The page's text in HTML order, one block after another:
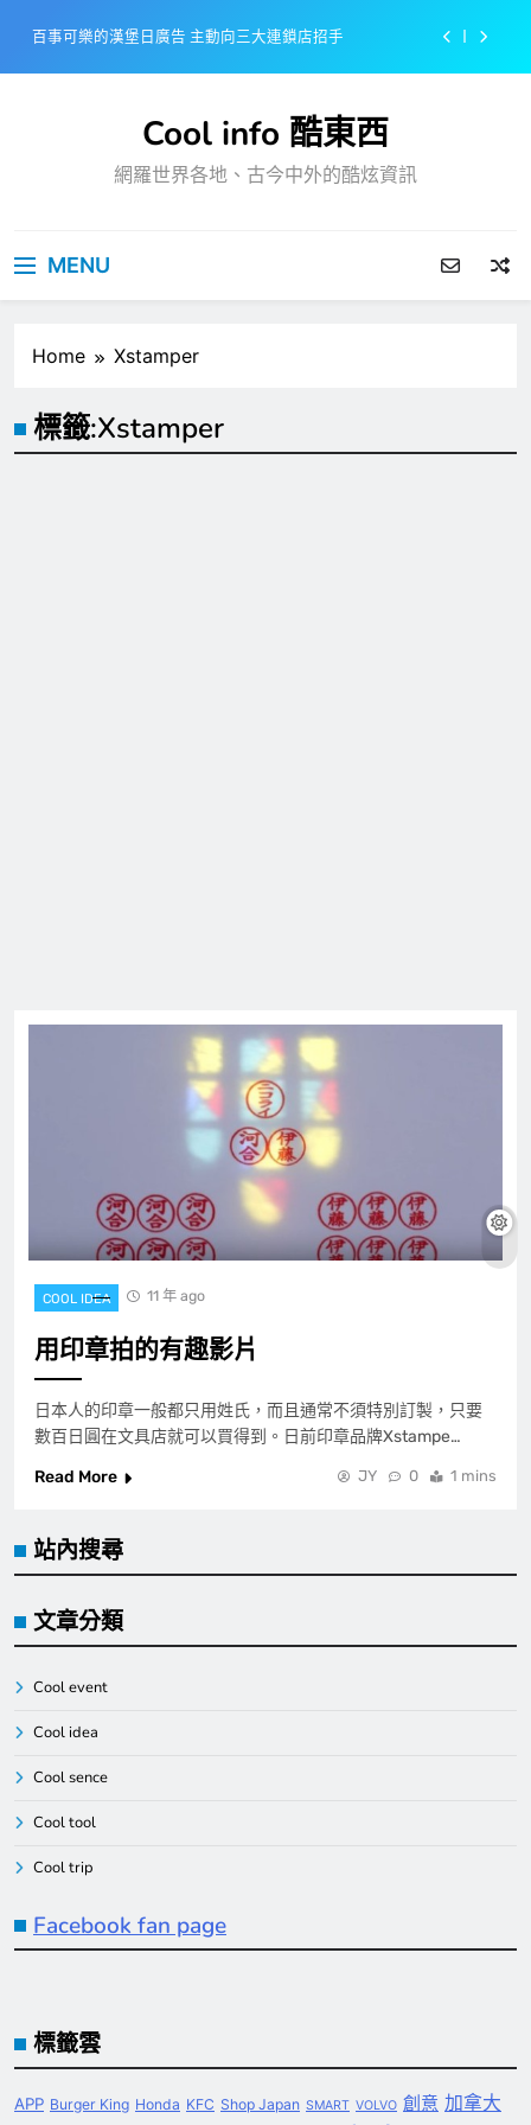
content
百事可樂的漢堡日廣告 主動向三大連鎖店招手
戴著金牌的醬油瓶 市佔率第一的龜甲萬廣告
感動落淚也笑到流淚的斷髮式
Cool info 酷東西
網羅世界各地、古今中外的酷炫資訊
MENU
Home Xstamper
標籤:Xstamper
COOL IDEA 11 年 ago
用印章拍的有趣影片
日本人的印章一般都只用姓氏，而且通常不須特別訂製，只要
數百日圓在文具店就可以買得到。日前印章品牌Xstampe…
Read More
JY 0 1 mins
站內搜尋
文章分類
Cool event
Cool idea
Cool sence
Cool tool
Cool trip
Facebook fan page
標籤雲
APP Burger King Honda KFC Shop Japan SMART VOLVO 創意 加拿大